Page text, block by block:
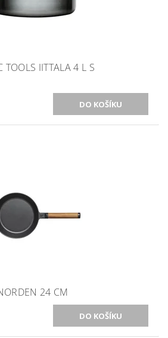
TOOLS IITTALA 4 L S
24 CM